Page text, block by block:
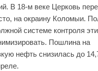
В 18-м веке Церковь
на окраину Коломыи.
системе контроля
Пошлина на
нефть снизилась до